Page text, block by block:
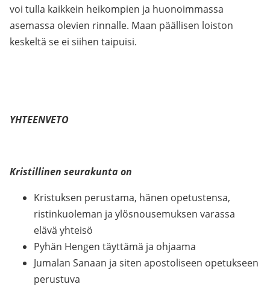
voi tulla kaikkein heikompien ja huonoimmassa
asemassa olevien rinnalle. Maan päällisen loiston
keskeltä se ei siihen taipuisi.
YHTEENVETO
Kristillinen seurakunta on
Kristuksen perustama, hänen opetustensa,
ristinkuoleman ja ylösnousemuksen varassa
elävä yhteisö
Pyhän Hengen täyttämä ja ohjaama
Jumalan Sanaan ja siten apostoliseen opetukseen
perustuva